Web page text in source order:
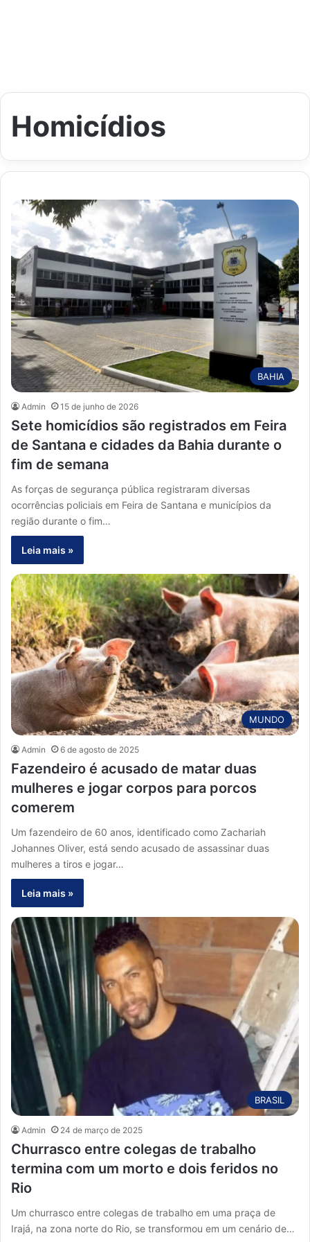
Homicídios
BAHIA
Admin 15 de junho de 2026
Sete homicídios são registrados em Feira
de Santana e cidades da Bahia durante o
fim de semana
As forças de segurança pública registraram diversas
ocorrências policiais em Feira de Santana e municípios da
região durante o fim…
Leia mais »
MUNDO
Admin 6 de agosto de 2025
Fazendeiro é acusado de matar duas
mulheres e jogar corpos para porcos
comerem
Um fazendeiro de 60 anos, identificado como Zachariah
Johannes Oliver, está sendo acusado de assassinar duas
mulheres a tiros e jogar…
Leia mais »
BRASIL
Admin 24 de março de 2025
Churrasco entre colegas de trabalho
termina com um morto e dois feridos no
Rio
Um churrasco entre colegas de trabalho em uma praça de
Irajá, na zona norte do Rio, se transformou em um cenário de…